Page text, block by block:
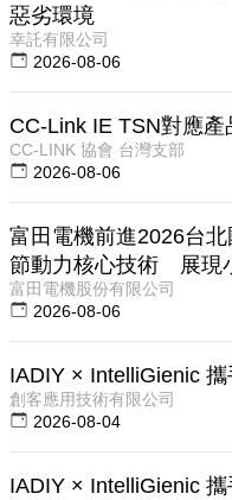
惡劣環境
幸託有限公司
2026-08-06
CC-Link IE TSN對應
CC-LINK 協會 台灣支部
2026-08-06
富田電機前進2026台
節動力核心技術 展現
富田電機股份有限公司
2026-08-06
IADIY × IntelliGienic
創客應用技術有限公司
2026-08-04
IADIY × IntelliGienic